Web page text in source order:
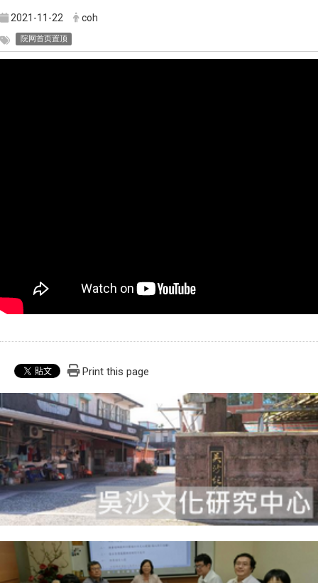
2021-11-22 coh
院网首页置顶
Print this page